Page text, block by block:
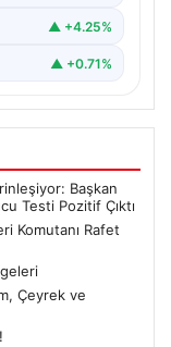
▲ +4.25%
▲ +0.71%
Başkan
Testi Pozitif Çıktı
Komutanı Rafet
Çeyrek ve